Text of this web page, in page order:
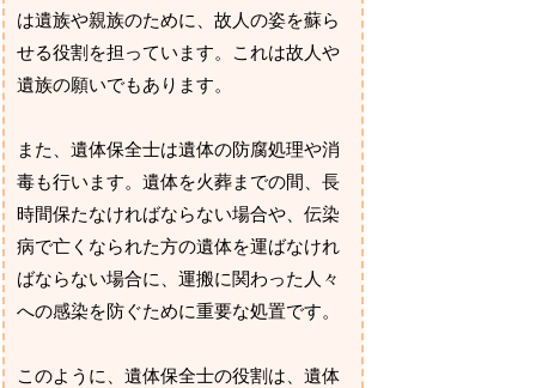
は遺族や親族のために、故人の姿を蘇ら
せる役割を担っています。これは故人や
遺族の願いでもあります。
また、遺体保全士は遺体の防腐処理や消
毒も行います。遺体を火葬までの間、長
時間保たなければならない場合や、伝染
病で亡くなられた方の遺体を運ばなけれ
ばならない場合に、運搬に関わった人々
への感染を防ぐために重要な処置です。
このように、遺体保全士の役割は、遺体